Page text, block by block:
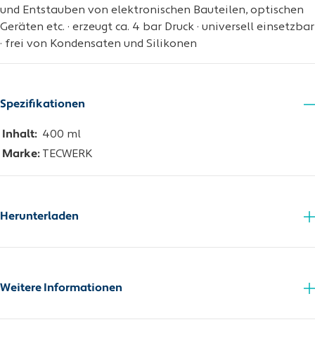
und Entstauben von elektronischen Bauteilen, optischen
Geräten etc. · erzeugt ca. 4 bar Druck · universell einsetzbar
· frei von Kondensaten und Silikonen
Spezifikationen
Inhalt: 400 ml
Marke:
TECWERK
Herunterladen
Detergenzienverordnung Sicherheitsdatenblatt
Weitere Informationen